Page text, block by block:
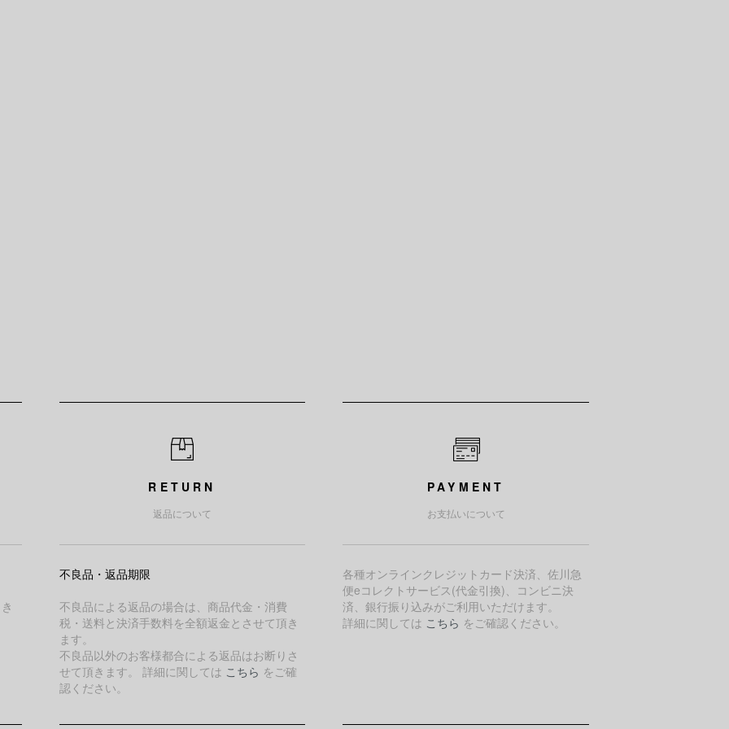
RETURN
返品について
不良品・返品期限
不良品による返品の場合は、商品代金・消費
税・送料と決済手数料を全額返金とさせて頂き
ます。
不良品以外のお客様都合による返品はお断りさ
せて頂きます。 詳細に関しては こちら をご確
認ください。
PAYMENT
お支払いについて
各種オンラインクレジットカード決済、佐川急
便eコレクトサービス(代金引換)、コンビニ決
済、銀行振り込みがご利用いただけます。
詳細に関しては こちら をご確認ください。